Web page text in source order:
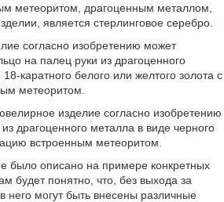
метеоритом, драгоценным металлом,
является стерлинговое серебро.
согласно изобретению может
на палец руки из драгоценного
каратного белого или желтого золота с
метеоритом.
изделие согласно изобретению
драгоценного металла в виде черного
встроенным метеоритом.
было описано на примере конкретных
будет понятно, что, без выхода за
него могут быть внесены различные